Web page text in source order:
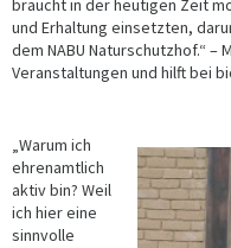
braucht in der heutigen Zeit
und Erhaltung einsetzten,
dem NABU Naturschutzhof.“ –
Veranstaltungen und hilft bei
„Warum ich
ehrenamtlich
aktiv bin? Weil
ich hier eine
sinnvolle